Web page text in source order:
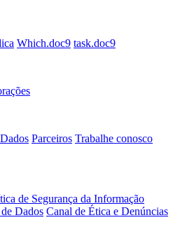
Which.doc9 task.doc9
Parceiros Trabalhe conosco
de Segurança da Informação
Dados Canal de Ética e Denúncias